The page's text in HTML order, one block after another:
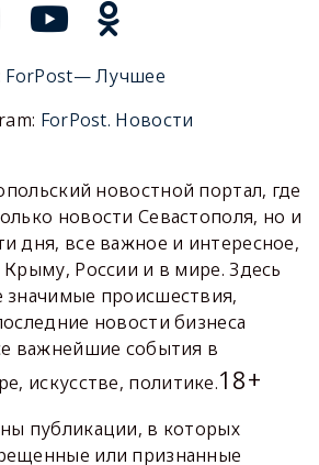
ForPost— Лучшее
ForPost. Новости
новостной портал, где
новости Севастополя, но и
дня, все важное и интересное,
России и в мире. Здесь
значимые происшествия,
новости бизнеса
важнейшие события в
искусстве, политике.18+
публикации, в которых
или признанные